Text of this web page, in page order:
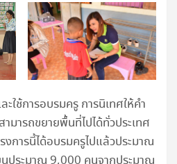
ใช้การอบรมครู การนิเทศให้คำ
มารถขยายพื้นที่ไปได้ทั่วประเทศ
งการนี้ได้อบรมครูไปแล้วประมาณ